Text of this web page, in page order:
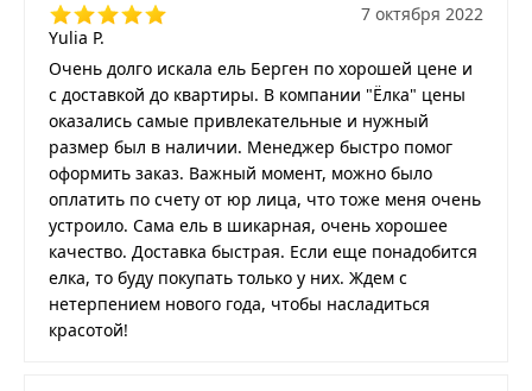
Yulia P.
7 октября 2022
Очень долго искала ель Берген по хорошей цене и
с доставкой до квартиры. В компании "Ёлка" цены
оказались самые привлекательные и нужный
размер был в наличии. Менеджер быстро помог
оформить заказ. Важный момент, можно было
оплатить по счету от юр лица, что тоже меня очень
устроило. Сама ель в шикарная, очень хорошее
качество. Доставка быстрая. Если еще понадобится
елка, то буду покупать только у них. Ждем с
нетерпением нового года, чтобы насладиться
красотой!